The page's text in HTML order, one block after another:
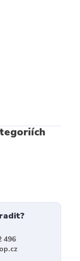
496